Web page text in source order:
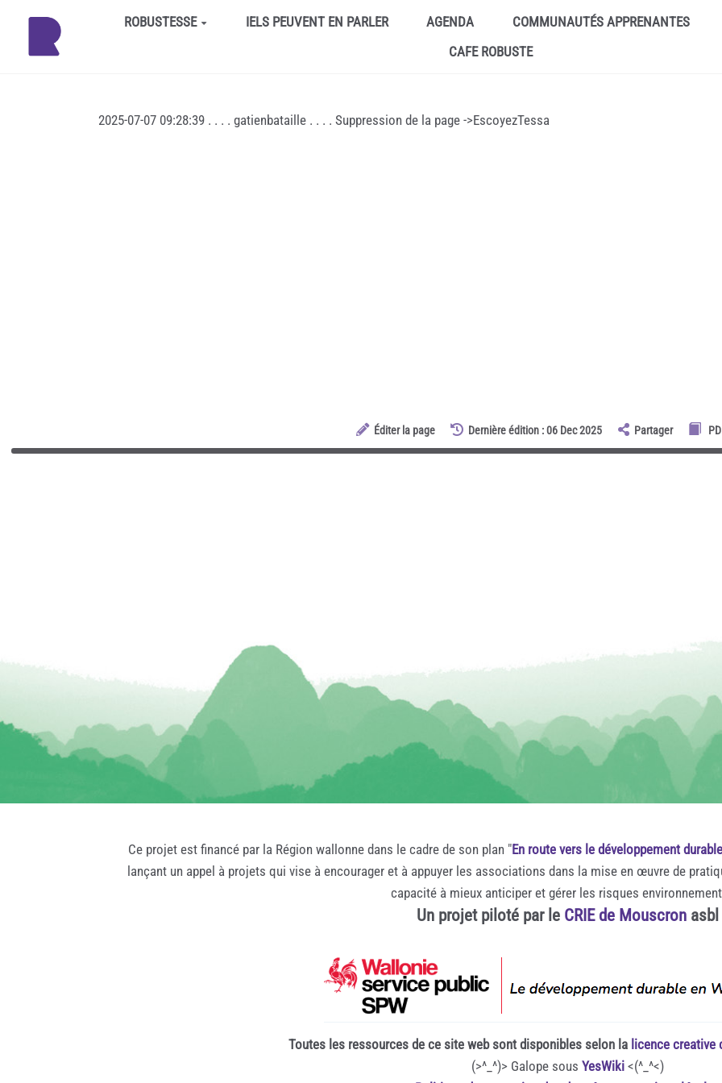
Aller au contenu principalROBUSTESSE IELS PEUVENT EN PARLER AGENDA
COMMUNAUTÉS APPRENANTES
CAFE ROBUSTE
2025-07-07 09:28:39 . . . . gatienbataille . . . . Suppression de la page ->EscoyezTessa
Éditer la page Dernière édition : 06 Dec 2025 Partager
Ce projet est financé par la Région wallonne dans le cadre de son plan "En route vers le développement durable
lançant un appel à projets qui vise à encourager et à appuyer les associations dans la mise en œuvre de
capacité à mieux anticiper et gérer les risques
Un projet piloté par le CRIE de Mouscronasbl
Toutes les ressources de ce site web sont disponibles selon la licence creative
(>^_^)> Galope sous YesWiki<(^_^<)